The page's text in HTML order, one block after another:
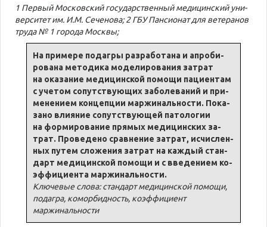
1 Пер­вый Московский го­су­дар­ствен­ный ме­ди­цинский уни­
вер­си­тет им. И.М. Се­че­но­ва; 2 ГБУ Пан­сио­нат для ве­тера­нов
тру­да № 1 го­ро­да Моск­вы;
На при­ме­ре по­да­гры раз­ра­бо­та­на и апро­би­
ро­ва­на ме­то­ди­ка мо­де­ли­ро­ва­ния за­трат
на ока­за­ние ме­ди­цинской по­мо­щи па­ци­ен­там
с уче­том со­пут­ству­ю­щих за­бо­ле­ва­ний и при­
мене­ни­ем кон­цеп­ции мар­жи­наль­но­сти. По­ка­
за­но влия­ние со­пут­ству­ю­щей па­то­ло­гии
на фор­миро­ва­ние пря­мых ме­ди­цинских за­
трат. Про­ве­де­но срав­не­ние за­трат, ис­чис­лен­
ных пу­тем сло­же­ния за­трат на каж­дый стан­
дарт ме­ди­цинской по­мо­щи и с вве­де­ни­ем ко­
эф­фи­ци­ен­та мар­жи­наль­но­сти.
Ключевые слова: стандарт медицинской помощи,
подагра, коморбидность, коэффициент
маржинальности